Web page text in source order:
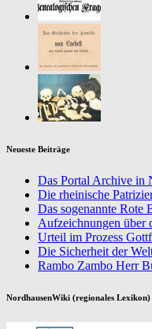
Neueste Beiträge
Das Portal Archive in
Die rheinische
Das sogenannte Rote
Aufzeichnungen
Urteil im Prozess
Die Sicherheit der
Rambo Zambo Herr
NordhausenWiki (regionales Lexikon)